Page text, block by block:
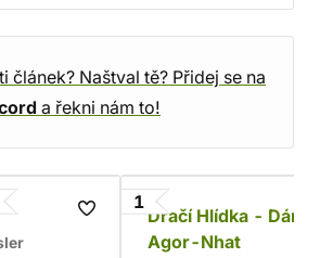
článek? Naštval tě? Přidej se na
a řekni nám to!
1
Dračí Hlídka - Dáma
Agor-Nhat